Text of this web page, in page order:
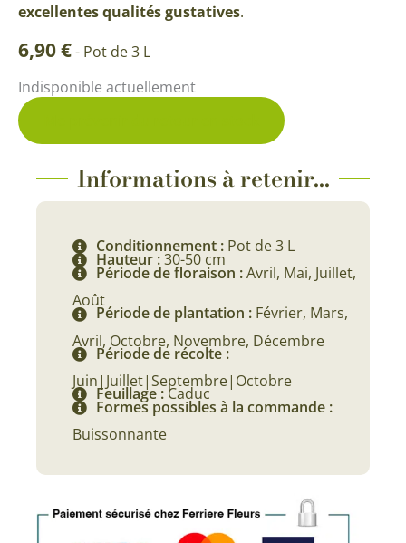
excellentes qualités gustatives.
6,90€- Pot de 3 L
Indisponible actuellement
Informations à retenir...
Conditionnement : Pot de 3 L
Hauteur :30-50 cm
Période de floraison :Avril, Mai, Juillet,
Août
Période de plantation : Février, Mars,
Avril, Octobre, Novembre, Décembre
Période de récolte :
Juin|Juillet|Septembre|Octobre
Feuillage : Caduc
Formes possibles à la commande :
Buissonnante